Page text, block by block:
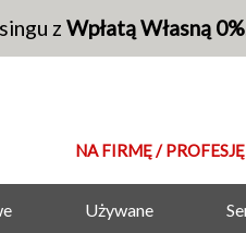
z Wpłatą Własną 0%
NA FIRMĘ / PROFESJĘ
Używane